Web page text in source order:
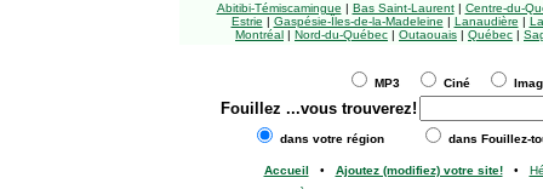
Abitibi-Témiscamingue | Bas Saint-Laurent| Centre-du-
Estrie | Gaspésie-Îles-de-la-Madeleine | Lanaudière |
Montréal | Nord-du-Québec | Outaouais | Québec |
MP3 Ciné
Fouillez ...vous trouverez!
dans votre région dans Fouillez-
Accueil • Ajoutez (modifiez) votre site!•